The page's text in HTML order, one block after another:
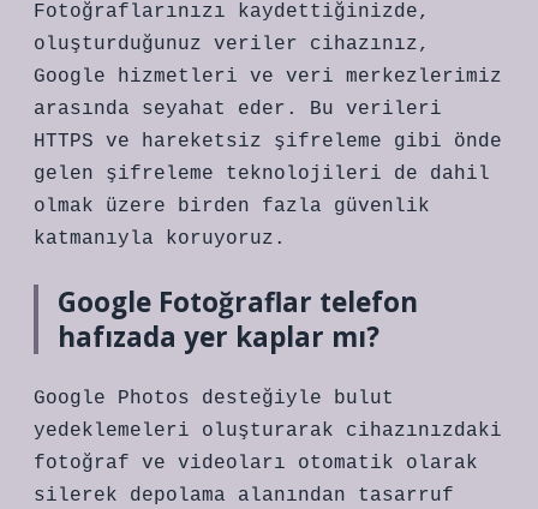
Fotoğraflarınızı kaydettiğinizde,
oluşturduğunuz veriler cihazınız,
Google hizmetleri ve veri merkezlerimiz
arasında seyahat eder. Bu verileri
HTTPS ve hareketsiz şifreleme gibi önde
gelen şifreleme teknolojileri de dahil
olmak üzere birden fazla güvenlik
katmanıyla koruyoruz.
Google Fotoğraflar telefon
hafızada yer kaplar mı?
Google Photos desteğiyle bulut
yedeklemeleri oluşturarak cihazınızdaki
fotoğraf ve videoları otomatik olarak
silerek depolama alanından tasarruf